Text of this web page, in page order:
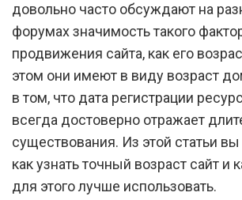
довольно часто обсуждают на
форумах значимость такого
продвижения сайта, как его
этом они имеют в виду возраст
в том, что дата регистрации
всегда достоверно отражает
существования. Из этой статьи вы
как узнать точный возраст сайт и
для этого лучше использовать.